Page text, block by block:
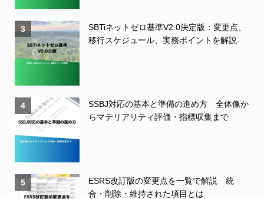
3
SBTiネットゼロ基準V2.0決定版：変更点、
移行スケジュール、実務ポイントを解説
4
SSBJ対応の基本と準備の進め方 全体像か
らマテリアリティ評価・指標収集まで
5
ESRS改訂版の変更点を一覧で解説 統
合・削除・維持された項目とは